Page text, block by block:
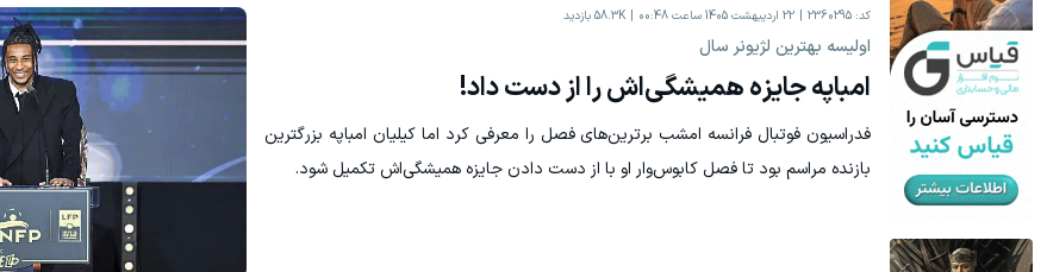
کد: 2360295 22 اردیبهشت 1405 ساعت 00:48 58.3K بازدید
اولیسه بهترین لژیونر سال
امباپه جایزه همیشگی‌اش را از دست داد!
فدراسیون فوتبال فرانسه امشب برترین‌های فصل را معرفی کرد اما کیلیان امباپه بزرگترین
بازنده مراسم بود تا فصل کابوس‌وار او با از دست دادن جایزه همیشگی‌اش تکمیل شود.
ثبت نام کنید